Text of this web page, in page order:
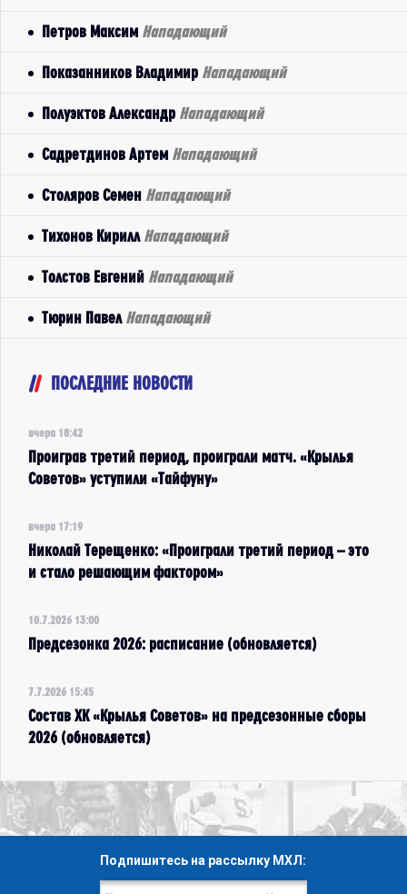
Петров Максим Нападающий
Показанников Владимир Нападающий
Полуэктов Александр Нападающий
Садретдинов Артем Нападающий
Столяров Семен Нападающий
Тихонов Кирилл Нападающий
Толстов Евгений Нападающий
Тюрин Павел Нападающий
ПОСЛЕДНИЕ НОВОСТИ
вчера 18:42
Проиграв третий период, проиграли матч. «Крылья
Советов» уступили «Тайфуну»
вчера 17:19
Николай Терещенко: «Проиграли третий период – это
и стало решающим фактором»
10.7.2026 13:00
Предсезонка 2026: расписание (обновляется)
7.7.2026 15:45
Состав ХК «Крылья Советов» на предсезонные сборы
2026 (обновляется)
Подпишитесь на рассылку МХЛ: